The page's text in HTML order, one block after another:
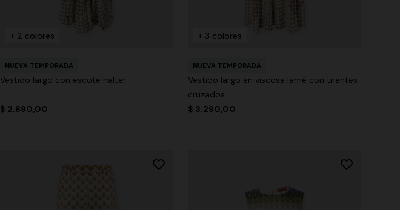
+ 2 colores
NUEVA TEMPORADA
Vestido largo con escote halter
$ 2.890,00
+ 3 colores
NUEVA TEMPORADA
Vestido largo en viscosa lamé con tirantes
cruzados
$ 3.290,00